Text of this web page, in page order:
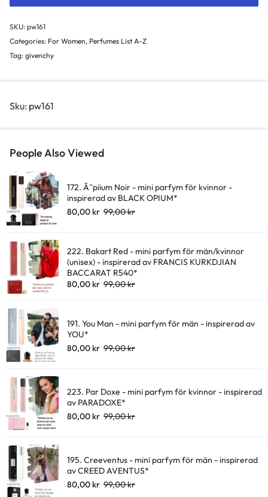
för
kvinnor
-
inspirerad
DEMON*
SKU: pw161
Categories: For Women, Perfumes List A-Z
Tag: givenchy
Sku: pw161
People Also Viewed
172. Ã˜piium Noir - mini parfym för kvinnor -
inspirerad av BLACK OPIUM*
80,00kr 99,00kr
222. Bakart Red - mini parfym för män/kvinnor
(unisex) - inspirerad av FRANCIS KURKDJIAN
BACCARAT R540*
80,00kr 99,00kr
191. You Man - mini parfym för män - inspirerad av
YOU*
80,00kr 99,00kr
223. Par Doxe - mini parfym för kvinnor - inspirerad
av PARADOXE*
80,00kr 99,00kr
195. Creeventus - mini parfym för män - inspirerad
av CREED AVENTUS*
80,00kr 99,00kr